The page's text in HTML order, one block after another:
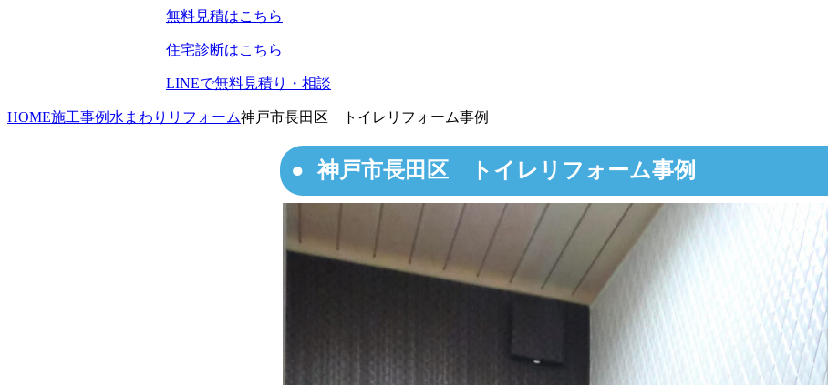
無料見積はこちら
住宅診断はこちら
LINEで無料見積り・相談
HOME施工事例 水まわりリフォーム神戸市長田区 トイレリフォーム事例
神戸市長田区 トイレリフォーム事例